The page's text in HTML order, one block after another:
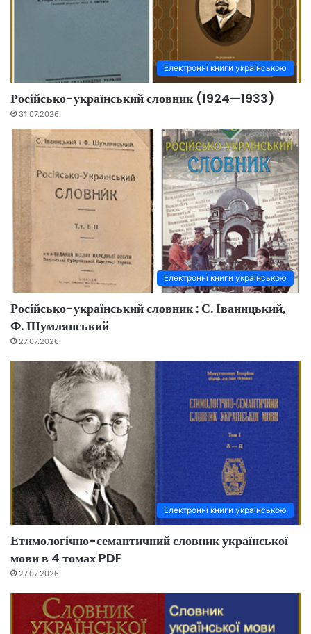
Електронні книги українською
Російсько-український словник (1924—1933)
31.07.2026
Електронні книги українською
Російсько-український словник : С. Іваницький,
Ф. Шумлянський
27.07.2026
Електронні книги українською
Етимологічно-семантичний словник української
мови в 4 томах PDF
27.07.2026